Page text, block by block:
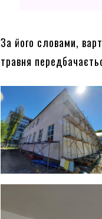
За його словами,
травня